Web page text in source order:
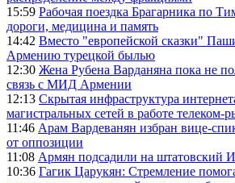
15:59 Рабочая поездка Брагарника по
дороги, медицина и память
14:42 Вместо "европейской сказки"
Армению турецкой былью
12:30 Жена Рубена Варданяна пока не
связь с МИД Армении
12:13 Скрытая инфраструктура
магистральных сетей в работе телеком-
11:46 Арам Вардеванян избран вице-
от оппозиции
11:08 Армян подсадили на штатовский
10:36 Гагик Царукян: Стремление